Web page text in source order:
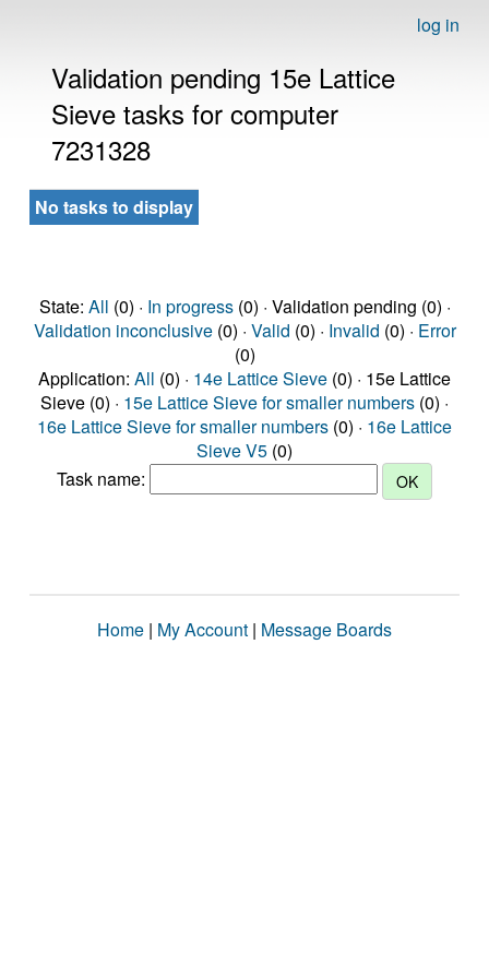
log in
Validation pending 15e Lattice
Sieve tasks for computer
7231328
No tasks to display
State: All (0) · In progress(0) · Validation pending (0) ·
Validation inconclusive(0) · Valid (0) · Invalid (0) · Error
(0)
Application: All (0) · 14e Lattice Sieve (0) · 15e Lattice
Sieve (0) · 15e Lattice Sieve for smaller numbers (0) ·
16e Lattice Sieve for smaller numbers (0) · 16e Lattice
Sieve V5 (0)
Task name:
Home | My Account | Message Boards